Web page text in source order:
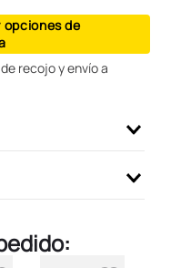
opciones de
recojo y envío a